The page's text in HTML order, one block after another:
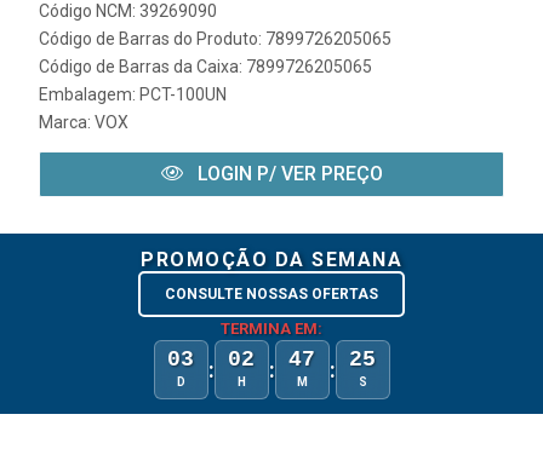
Código NCM: 39269090
Código de Barras do Produto: 7899726205065
Código de Barras da Caixa: 7899726205065
Embalagem: PCT-100UN
Marca: VOX
LOGIN P/ VER PREÇO
PROMOÇÃO DA SEMANA
CONSULTE NOSSAS OFERTAS
TERMINA EM:
03
D : 02
H : 47
M : 25
S